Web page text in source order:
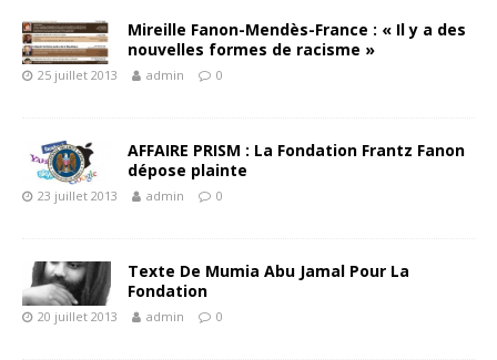
Mireille Fanon-Mendès-France : « Il y a des
nouvelles formes de racisme »
25 juillet 2013 admin 0
AFFAIRE PRISM : La Fondation Frantz Fanon
dépose plainte
23 juillet 2013 admin 0
Texte De Mumia Abu Jamal Pour La
Fondation
20 juillet 2013 admin 0